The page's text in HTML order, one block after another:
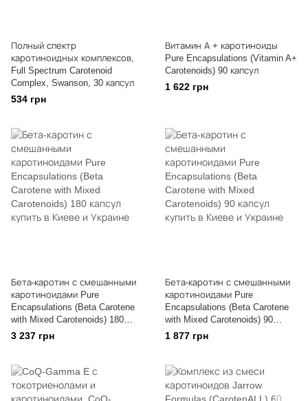
Полный спектр
каротиноидных комплексов,
Full Spectrum Carotenoid
Complex, Swanson, 30 капсул
534 грн
Витамин А + каротиноиды
Pure Encapsulations (Vitamin A+
Carotenoids) 90 капсул
1 622 грн
Бета-каротин с смешанными
каротиноидами Pure
Encapsulations (Beta Carotene
with Mixed Carotenoids) 180
капсул
3 237 грн
Бета-каротин с смешанными
каротиноидами Pure
Encapsulations (Beta Carotene
with Mixed Carotenoids) 90
капсул
1 877 грн